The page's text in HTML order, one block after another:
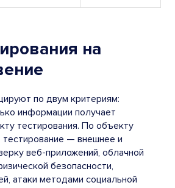
на
по двум критериям:
информации получает
тестирования. По объекту
— внешнее и
веб-приложений, облачной
безопасности,
атаки методами социальной